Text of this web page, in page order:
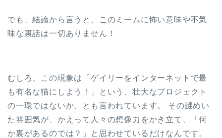
でも、結論から言うと、このミームに怖い意味や不気
味な裏話は一切ありません！
むしろ、この現象は「ゲイリーをインターネットで最
も有名な猫にしよう！」という、壮大なプロジェクト
の一環ではないか、とも言われています。 その謎めい
た雰囲気が、かえって人々の想像力をかき立て、「何
か裏があるのでは？」と思わせているだけなんです。